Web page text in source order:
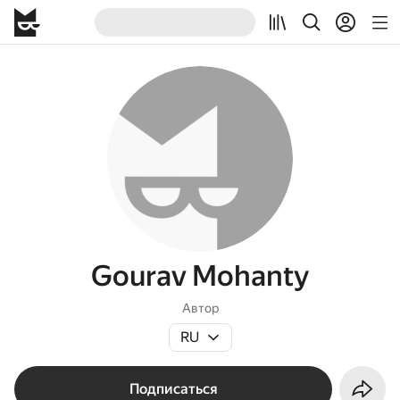
Gourav Mohanty
Автор
RU
Подписаться